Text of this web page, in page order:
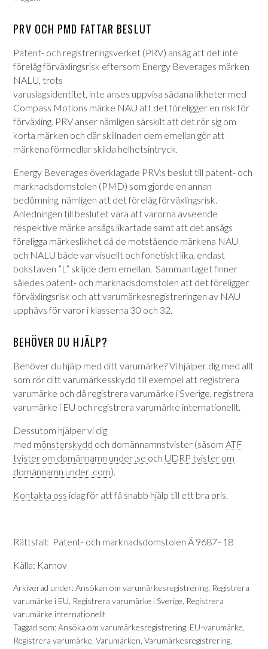
PRV OCH PMD FATTAR BESLUT
Patent- och registreringsverket (PRV) ansåg att det inte
förelåg förväxlingsrisk eftersom Energy Beverages märken
NALU, trots
varuslagsidentitet, inte anses uppvisa sådana likheter med
Compass Motions märke NAU att det föreligger en risk för
förväxling. PRV anser nämligen särskilt att det rör sig om
korta märken och där skillnaden dem emellan gör att
märkena förmedlar skilda helhetsintryck.
Energy Beverages överklagade PRV:s beslut till patent- och
marknadsdomstolen (PMD) som gjorde en annan
bedömning, nämligen att det förelåg förväxlingsrisk.
Anledningen till beslutet vara att varorna avseende
respektive märke ansågs likartade samt att det ansågs
föreligga märkeslikhet då de motstående märkena NAU
och NALU både var visuellt och fonetiskt lika, endast
bokstaven ”L” skiljde dem emellan. Sammantaget finner
således patent- och marknadsdomstolen att det föreligger
förväxlingsrisk och att varumärkesregistreringen av NAU
upphävs för varor i klasserna 30 och 32.
BEHÖVER DU HJÄLP?
Behöver du hjälp med ditt varumärke? Vi hjälper dig med allt
som rör ditt varumärkesskydd till exempel att registrera
varumärke och då registrera varumärke i Sverige, registrera
varumärke i EU och registrera varumärke internationellt.
Dessutom hjälper vi dig
med mönsterskydd och domännamnstvister (såsomATF
tvister om domännamn under .se och UDRP tvister om
domännamn under .com).
Kontakta oss idag för att få snabb hjälp till ett bra pris.
Rättsfall: Patent- och marknadsdomstolen Ä 9687–18
Källa: Karnov
Arkiverad under:Ansökan om varumärkesregistrering Registrera
varumärke i EU Registrera varumärke i Sverige Registrera
varumärke internationellt
Taggad som:Ansöka om varumärkesregistrering EU-varumärke
Registrera varumärke ,Varumärken ,Varumärkesregistrering